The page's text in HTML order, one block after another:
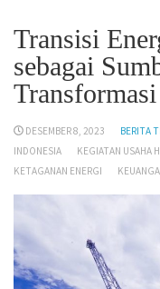
Transisi
sebagai
DESEMBER 8, 2023 BERITA
INDONESIA
KEGIATAN USAHA
KETAGANAN ENERGI